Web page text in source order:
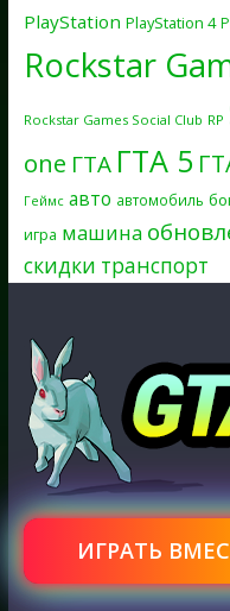
PlayStation PlayStation 4
Rockstar
Rockstar Games Social Club RP
one ГТА ГТА 5
Геймс авто автомобиль
игра машина
скидки транспорт
ИГРАТЬ